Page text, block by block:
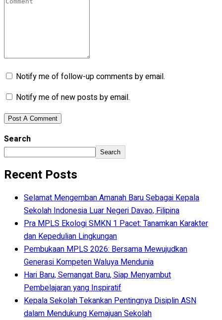
Notify me of follow-up comments by email.
Notify me of new posts by email.
Search
Search
Recent Posts
Selamat Mengemban Amanah Baru Sebagai Kepala
Sekolah Indonesia Luar Negeri Davao, Filipina
Pra MPLS Ekologi SMKN 1 Pacet: Tanamkan Karakter
dan Kepedulian Lingkungan
Pembukaan MPLS 2026: Bersama Mewujudkan
Generasi Kompeten Waluya Mendunia
Hari Baru, Semangat Baru, Siap Menyambut
Pembelajaran yang Inspiratif
Kepala Sekolah Tekankan Pentingnya Disiplin ASN
dalam Mendukung Kemajuan Sekolah